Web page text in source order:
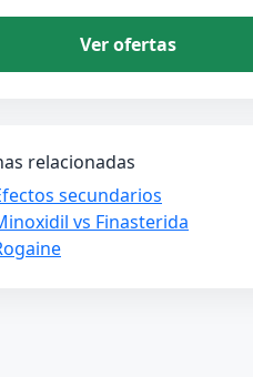
Ver ofertas
relacionadas
secundarios
vs Finasterida